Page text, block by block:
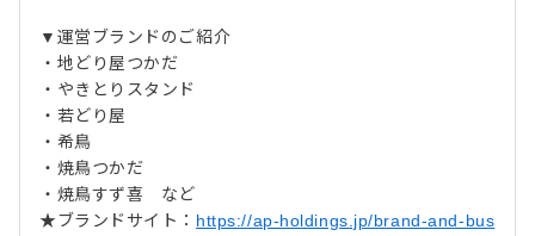
▼運営ブランドのご紹介
・地どり屋つかだ
・やきとりスタンド
・若どり屋
・希鳥
・焼鳥つかだ
・焼鳥すず喜 など
★ブランドサイト： https://ap-holdings.jp/brand-and-bus